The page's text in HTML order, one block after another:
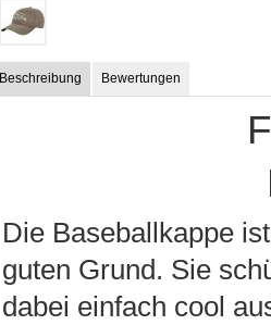
Beschreibung Bewertungen
Die Baseballkappe
guten Grund. Sie
dabei einfach cool